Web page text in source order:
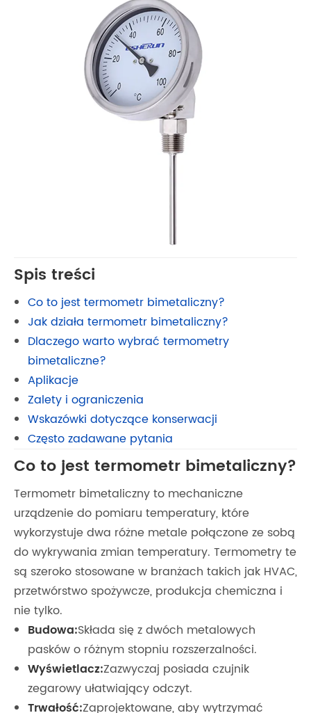
Spis treści
Co to jest termometr bimetaliczny?
Jak działa termometr bimetaliczny?
Dlaczego warto wybrać termometry
bimetaliczne?
Aplikacje
Zalety i ograniczenia
Wskazówki dotyczące konserwacji
Często zadawane pytania
Co to jest termometr bimetaliczny?
Termometr bimetaliczny to mechaniczne
urządzenie do pomiaru temperatury, które
wykorzystuje dwa różne metale połączone ze sobą
do wykrywania zmian temperatury. Termometry te
są szeroko stosowane w branżach takich jak HVAC,
przetwórstwo spożywcze, produkcja chemiczna i
nie tylko.
Budowa:Składa się z dwóch metalowych
pasków o różnym stopniu rozszerzalności.
Wyświetlacz:Zazwyczaj posiada czujnik
zegarowy ułatwiający odczyt.
Trwałość:Zaprojektowane, aby wytrzymać